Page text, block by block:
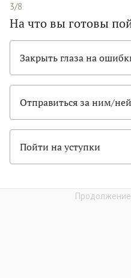
3/8
На что вы готовы
Закрыть глаза на
Отправиться за ним/
Пойти на уступки